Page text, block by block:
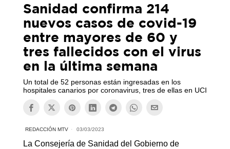
Sanidad confirma 214
nuevos casos de covid-19
entre mayores de 60 y
tres fallecidos con el virus
en la última semana
Un total de 52 personas están ingresadas en los
hospitales canarios por coronavirus, tres de ellas en UCI
REDACCIÓN MTV 03/03/2023
La Consejería de Sanidad del Gobierno de